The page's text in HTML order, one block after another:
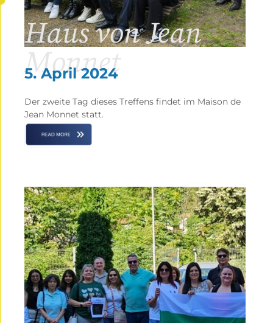
5. April 2024
Haus von Jean
Monnet
Der zweite Tag dieses Treffens findet im Maison de
Jean Monnet statt.